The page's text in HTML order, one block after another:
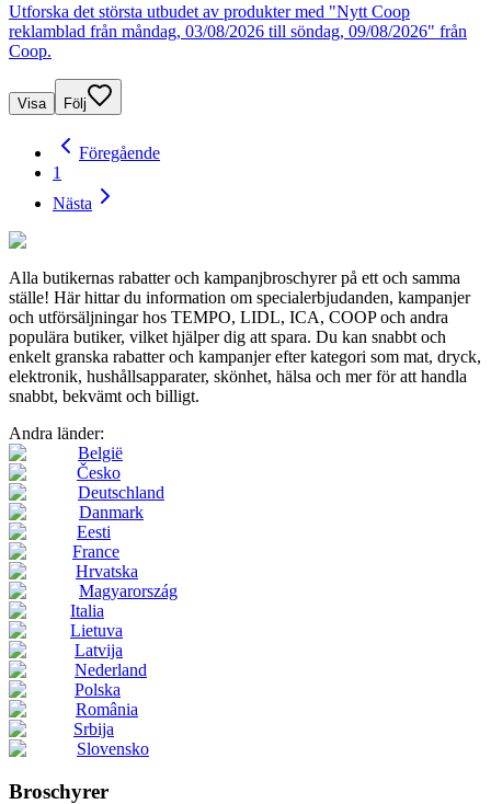
Utforska det största utbudet av produkter med "Nytt Coop
reklamblad från måndag, 03/08/2026 till söndag, 09/08/2026" från
Coop.
Visa Följ
Föregående
1
Nästa
Alla butikernas rabatter och kampanjbroschyrer på ett och samma
ställe! Här hittar du information om specialerbjudanden, kampanjer
och utförsäljningar hos TEMPO, LIDL, ICA, COOP och andra
populära butiker, vilket hjälper dig att spara. Du kan snabbt och
enkelt granska rabatter och kampanjer efter kategori som mat, dryck,
elektronik, hushållsapparater, skönhet, hälsa och mer för att handla
snabbt, bekvämt och billigt.
Andra länder:
België
Česko
Deutschland
Danmark
Eesti
France
Hrvatska
Magyarország
Italia
Lietuva
Latvija
Nederland
Polska
România
Srbija
Slovensko
Broschyrer